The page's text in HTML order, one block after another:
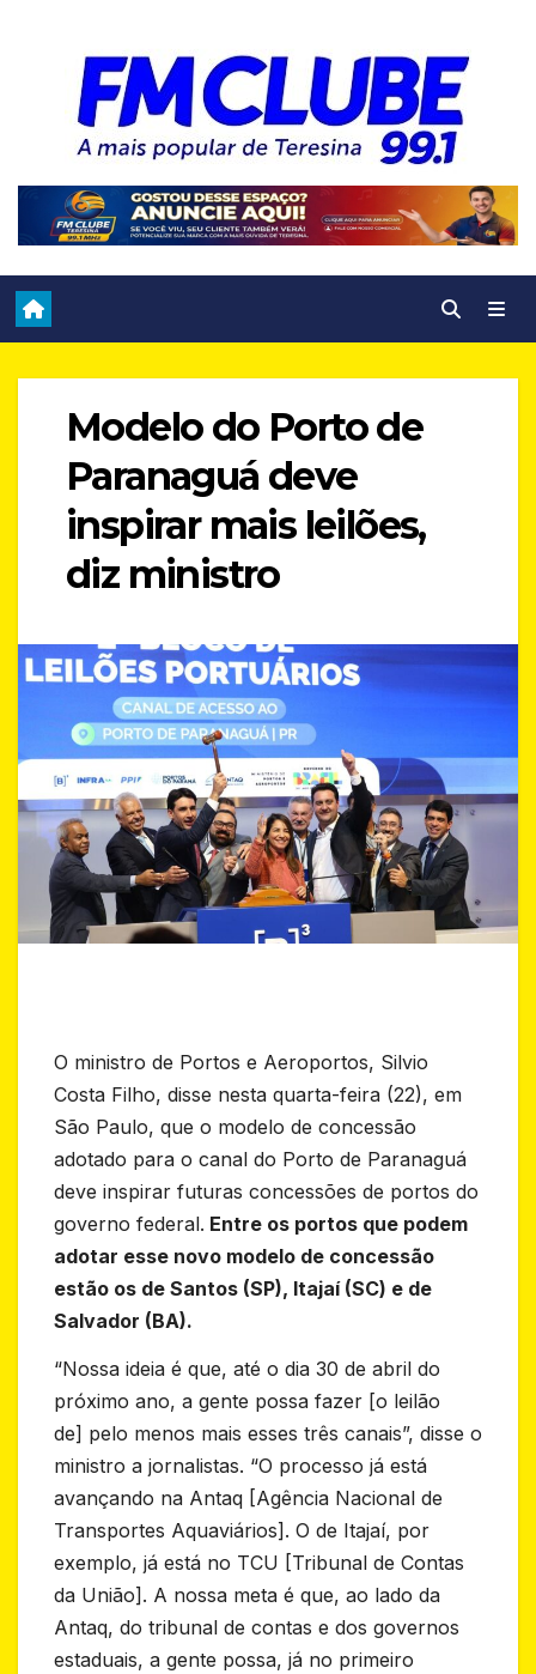
Modelo do Porto de
Paranaguá deve
inspirar mais leilões,
diz ministro
O ministro de Portos e Aeroportos, Silvio
Costa Filho, disse nesta quarta-feira (22), em
São Paulo, que o modelo de concessão
adotado para o canal do Porto de Paranaguá
deve inspirar futuras concessões de portos do
governo federal. Entre os portos que podem
adotar esse novo modelo de concessão
estão os de Santos (SP), Itajaí (SC) e de
Salvador (BA).
“Nossa ideia é que, até o dia 30 de abril do
próximo ano, a gente possa fazer [o leilão
de] pelo menos mais esses três canais”, disse o
ministro a jornalistas. “O processo já está
avançando na Antaq [Agência Nacional de
Transportes Aquaviários]. O de Itajaí, por
exemplo, já está no TCU [Tribunal de Contas
da União]. A nossa meta é que, ao lado da
Antaq, do tribunal de contas e dos governos
estaduais, a gente possa, já no primeiro